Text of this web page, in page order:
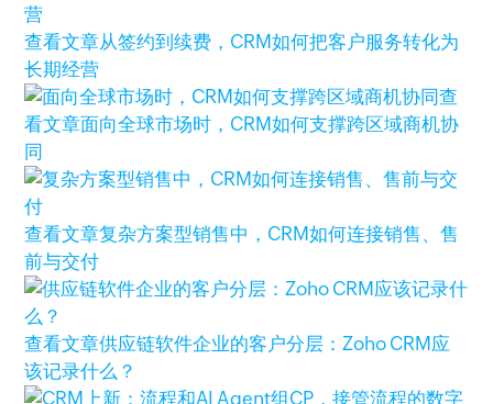
查看文章从签约到续费，CRM如何把客户服务转化为
长期经营
查
看文章面向全球市场时，CRM如何支撑跨区域商机协
同
查看文章复杂方案型销售中，CRM如何连接销售、售
前与交付
查看文章供应链软件企业的客户分层：Zoho CRM应
该记录什么？